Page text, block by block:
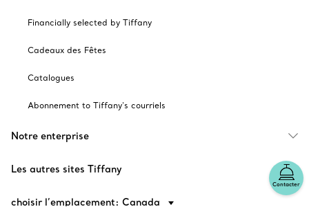
Contacter
Financially selected by Tiffany
Cadeaux des Fêtes
Catalogues
Abonnement to Tiffany's courriels
Notre enterprise
Les autres sites Tiffany
choisir l’emplacement: Canada